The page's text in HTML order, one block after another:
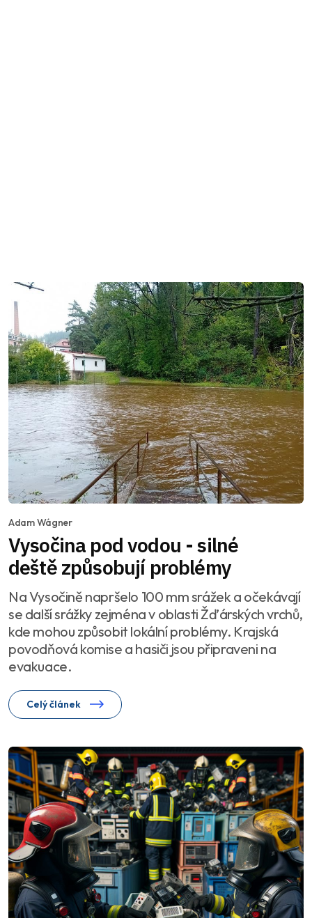
Adam Wágner
Vysočina pod vodou - silné
deště způsobují problémy
Na Vysočině napršelo 100 mm srážek a očekávají
se další srážky zejména v oblasti Žďárských vrchů,
kde mohou způsobit lokální problémy. Krajská
povodňová komise a hasiči jsou připraveni na
evakuace.
Celý článek